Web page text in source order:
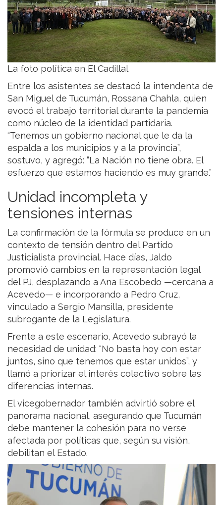
La foto política en El Cadillal
Entre los asistentes se destacó la intendenta de
San Miguel de Tucumán, Rossana Chahla, quien
evocó el trabajo territorial durante la pandemia
como núcleo de la identidad partidaria.
“Tenemos un gobierno nacional que le da la
espalda a los municipios y a la provincia”,
sostuvo, y agregó: “La Nación no tiene obra. El
esfuerzo que estamos haciendo es muy grande.”
Unidad incompleta y
tensiones internas
La confirmación de la fórmula se produce en un
contexto de tensión dentro del Partido
Justicialista provincial. Hace días, Jaldo
promovió cambios en la representación legal
del PJ, desplazando a Ana Escobedo —cercana a
Acevedo— e incorporando a Pedro Cruz,
vinculado a Sergio Mansilla, presidente
subrogante de la Legislatura.
Frente a este escenario, Acevedo subrayó la
necesidad de unidad: “No basta hoy con estar
juntos, sino que tenemos que estar unidos”, y
llamó a priorizar el interés colectivo sobre las
diferencias internas.
El vicegobernador también advirtió sobre el
panorama nacional, asegurando que Tucumán
debe mantener la cohesión para no verse
afectada por políticas que, según su visión,
debilitan el Estado.